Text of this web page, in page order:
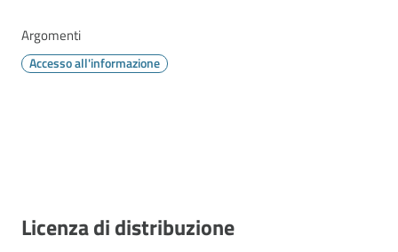
Argomenti
Menu selezionato
Argomenti
Accesso all'informazione
Descrizione
Licenza di distribuzione